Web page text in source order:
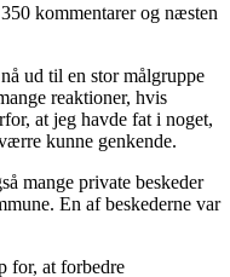
kommentarer og næsten
ud til en stor målgruppe
reaktioner, hvis
at jeg havde fat i noget,
kunne genkende.
mange private beskeder
En af beskederne var
for, at forbedre